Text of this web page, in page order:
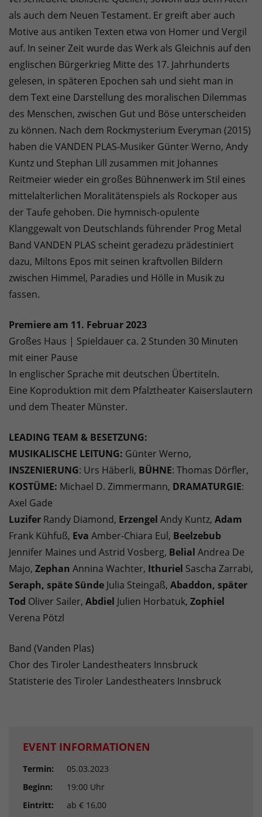
als auch dem Neuen Testament. Er greift aber auch
Motive aus antiken Texten etwa von Homer und Vergil
auf. In seiner Zeit wurde das Werk als Gleichnis auf den
englischen Bürgerkrieg Mitte des 17. Jahrhunderts
gelesen, in späteren Epochen sah und sieht man in
dem Text eine Darstellung des moralischen Dilemmas
des Menschen, zwischen Gut und Böse unterscheiden
zu können. Nach dem Rockmysterium Everyman (2015)
haben die VANDEN PLAS-Musiker Günter Werno, Andy
Kuntz und Stephan Lill zusammen mit Johannes
Reitmeier wieder ein großes Bühnenwerk im Stil eines
mittelalterlichen Moralitätenspiels als Rockoper aus
der Taufe gehoben. Die hymnisch-opulente
Klanggewalt von Deutschlands führender Prog Metal
Band VANDEN PLAS scheint geradezu prädestiniert
dazu, Miltons Epos mit seinen kraftvollen Bildern
zwischen Himmel, Paradies und Hölle in Musik zu
fassen.
Premiere am 11. Februar 2023
Großes Haus | Spieldauer ca. 2 Stunden 30 Minuten
mit einer Pause
In englischer Sprache mit deutschen Übertiteln.
Eine Koproduktion mit dem Pfalztheater Kaiserslautern
und dem Theater Münster.
LEADING TEAM & BESETZUNG:
MUSIKALISCHE LEITUNG: Günter Werno,
INSZENIERUNG: Urs Häberli, BÜHNE: Thomas Dörfler,
KOSTÜME: Michael D. Zimmermann, DRAMATURGIE:
Axel Gade
Luzifer Randy Diamond, Erzengel Andy Kuntz, Adam
Frank Kühfuß, Eva Amber-Chiara Eul, Beelzebub
Jennifer Maines und Astrid Vosberg, Belial Andrea De
Majo, Zephan Annina Wachter, Ithuriel Sascha Zarrabi,
Seraph, späte Sünde Julia Steingaß, Abaddon, später
Tod Oliver Sailer, Abdiel Julien Horbatuk, Zophiel
Verena Pötzl
Band (Vanden Plas)
Chor des Tiroler Landestheaters Innsbruck
Statisterie des Tiroler Landestheaters Innsbruck
EVENT INFORMATIONEN
Termin:
05.03.2023
Beginn:
19:00 Uhr
Eintritt:
ab € 16,00